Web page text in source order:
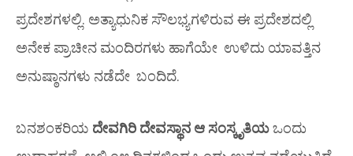
ಪ್ರದೇಶಗಳಲ್ಲಿ. ಅತ್ಯಾಧುನಿಕ ಸೌಲಭ್ಯಗಳಿರುವ ಈ ಪ್ರದೇಶದಲ್ಲಿ
ಅನೇಕ ಪ್ರಾಚೀನ ಮಂದಿರಗಳು ಹಾಗೆಯೇ ಉಳಿದು ಯಾವತ್ತಿನ
ಅನುಷ್ಠಾನಗಳು ನಡೆದೇ ಬಂದಿದೆ.
ಬನಶಂಕರಿಯ ದೇವಗಿರಿ ದೇವಸ್ಥಾನ ಆ ಸಂಸ್ಕೃತಿಯಒಂದು